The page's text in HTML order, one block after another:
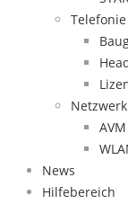
Telefonie
Netzwerk
AVM
News
Hilfebereich